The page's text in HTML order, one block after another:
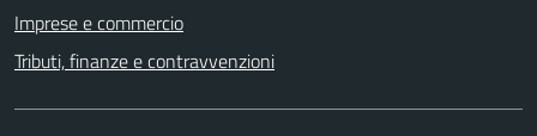
Imprese e commercio
Tributi, finanze e contravvenzioni